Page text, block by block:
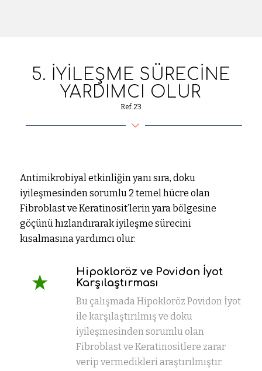
5. İYILEŞME SÜRECINE
YARDIMCI OLUR
Ref.23
Antimikrobiyal etkinliğin yanı sıra, doku
iyileşmesinden sorumlu 2 temel hücre olan
Fibroblast ve Keratinosit’lerin yara bölgesine
göçünü hızlandırarak iyileşme sürecini
kısalmasına yardımcı olur.
Hipokloröz ve Povidon İyot
Karşılaştırması
Bu çalışmada Hipokloröz Povidon İyot
ile karşılaştırılmış ve doku
iyileşmesinden sorumlu olan
Fibroblast ve Keratinositlere zarar
verip vermedikleri araştırılmıştır.